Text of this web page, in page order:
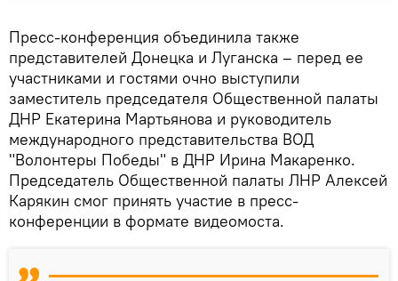
Пресс-конференция объединила также
представителей Донецка и Луганска – перед ее
участниками и гостями очно выступили
заместитель председателя Общественной палаты
ДНР Екатерина Мартьянова и руководитель
международного представительства ВОД
"Волонтеры Победы" в ДНР Ирина Макаренко.
Председатель Общественной палаты ЛНР Алексей
Карякин смог принять участие в пресс-
конференции в формате видеомоста.